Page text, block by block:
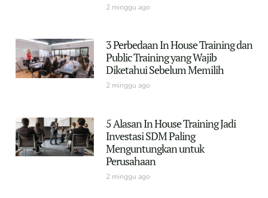
2 minggu ago
3 Perbedaan In House Training dan
Public Training yang Wajib
Diketahui Sebelum Memilih
2 minggu ago
5 Alasan In House Training Jadi
Investasi SDM Paling
Menguntungkan untuk
Perusahaan
2 minggu ago